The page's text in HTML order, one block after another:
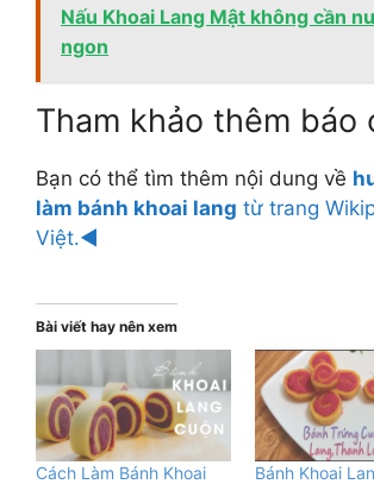
Nấu Khoai Lang Mật không cần
ngon
Tham khảo thêm báo
Bạn có thể tìm thêm nội dung về
làm bánh khoai lang từ trang
Việt.◄
Bài viết hay nên xem
Cách Làm Bánh Khoai
Bánh Khoai